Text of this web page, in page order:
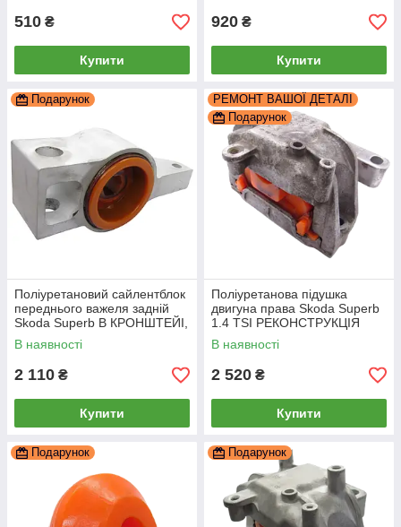
510 ₴
Купити
920 ₴
Купити
Подарунок
Поліуретановий сайлентблок
переднього важеля задній
Skoda Superb В КРОНШТЕЙІ,
PP-0201da
В наявності
2 110 ₴
Купити
РЕМОНТ ВАШОЇ ДЕТАЛІ
Подарунок
Поліуретанова підушка
двигуна права Skoda Superb
1.4 TSI РЕКОНСТРУКЦІЯ
ВАШОЇ, PP-0359pbe
В наявності
2 520 ₴
Купити
Подарунок Подарунок